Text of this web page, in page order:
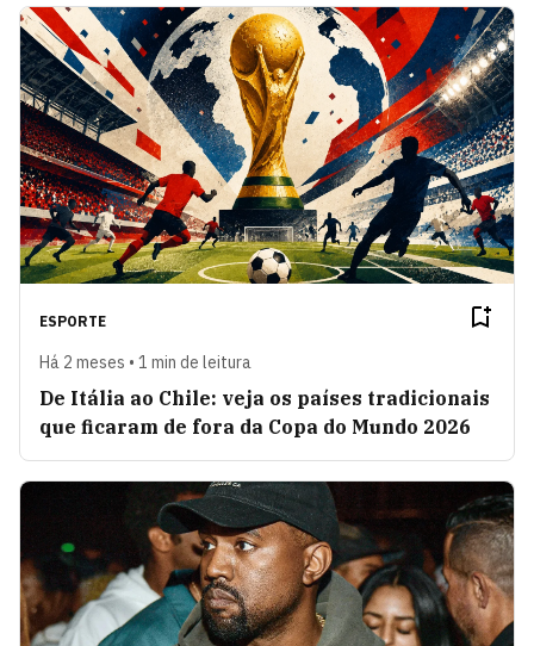
ESPORTE
Há 2 meses • 1 min de leitura
De Itália ao Chile: veja os países tradicionais
que ficaram de fora da Copa do Mundo 2026